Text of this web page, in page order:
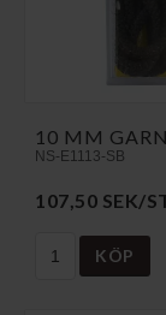
10 MM
NS-E1113-SB
107,50 SEK/
KÖP